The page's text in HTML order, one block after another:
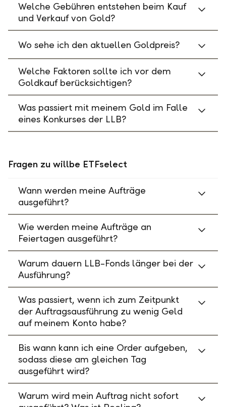
Welche Gebühren entstehen beim Kauf
und Verkauf von Gold?
Wo sehe ich den aktuellen Goldpreis?
Welche Faktoren sollte ich vor dem
Goldkauf berücksichtigen?
Was passiert mit meinem Gold im Falle
eines Konkurses der LLB?
Fragen zu willbe ETFselect
Wann werden meine Aufträge
ausgeführt?
Wie werden meine Aufträge an
Feiertagen ausgeführt?
Warum dauern LLB-Fonds länger bei der
Ausführung?
Was passiert, wenn ich zum Zeitpunkt
der Auftragsausführung zu wenig Geld
auf meinem Konto habe?
Bis wann kann ich eine Order aufgeben,
sodass diese am gleichen Tag
ausgeführt wird?
Warum wird mein Auftrag nicht sofort